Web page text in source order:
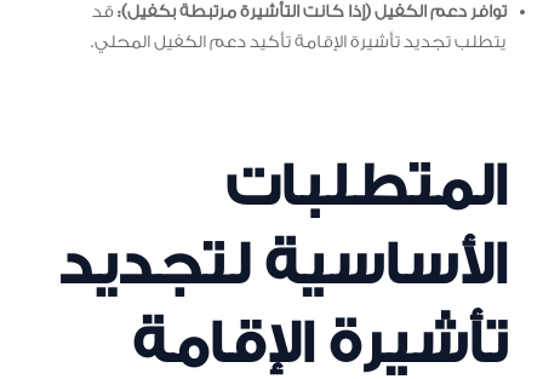
توافر دعم الكفيل (إذا كانت التأشيرة مرتبطة بكفيل):قد
يتطلب تجديد تأشيرة الإقامة تأكيد دعم الكفيل المحلي.
المتطلبات
الأساسية لتجديد
تأشيرة الإقامة